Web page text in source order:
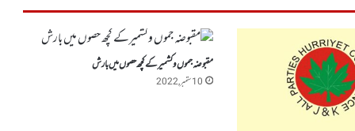
مقبوضہ جموں وکشمیرکے کچھ حصوں میں بارش
10 ستمبر, 2022